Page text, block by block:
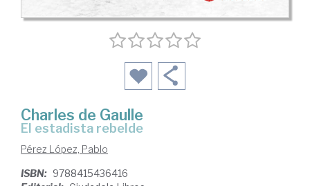
Charles de Gaulle
el estadista rebelde
Pérez López, Pablo
ISBN: 9788415436416